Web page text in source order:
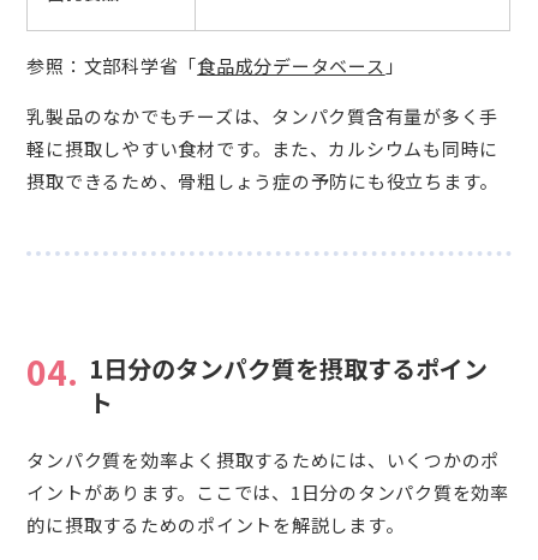
参照：文部科学省「食品成分データベース 」
乳製品のなかでもチーズは、タンパク質含有量が多く手
軽に摂取しやすい食材です。また、カルシウムも同時に
摂取できるため、骨粗しょう症の予防にも役立ちます。
04. 1日分のタンパク質を摂取するポイン
ト
タンパク質を効率よく摂取するためには、いくつかのポ
イントがあります。ここでは、1日分のタンパク質を効率
的に摂取するためのポイントを解説します。